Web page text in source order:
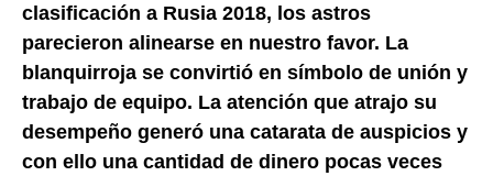
clasificación a Rusia 2018, los astros
parecieron alinearse en nuestro favor. La
blanquirroja se convirtió en símbolo de unión y
trabajo de equipo. La atención que atrajo su
desempeño generó una catarata de auspicios y
con ello una cantidad de dinero pocas veces